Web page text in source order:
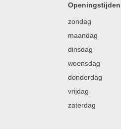
Openingstijden
zondag
maandag
dinsdag
woensdag
donderdag
vrijdag
zaterdag